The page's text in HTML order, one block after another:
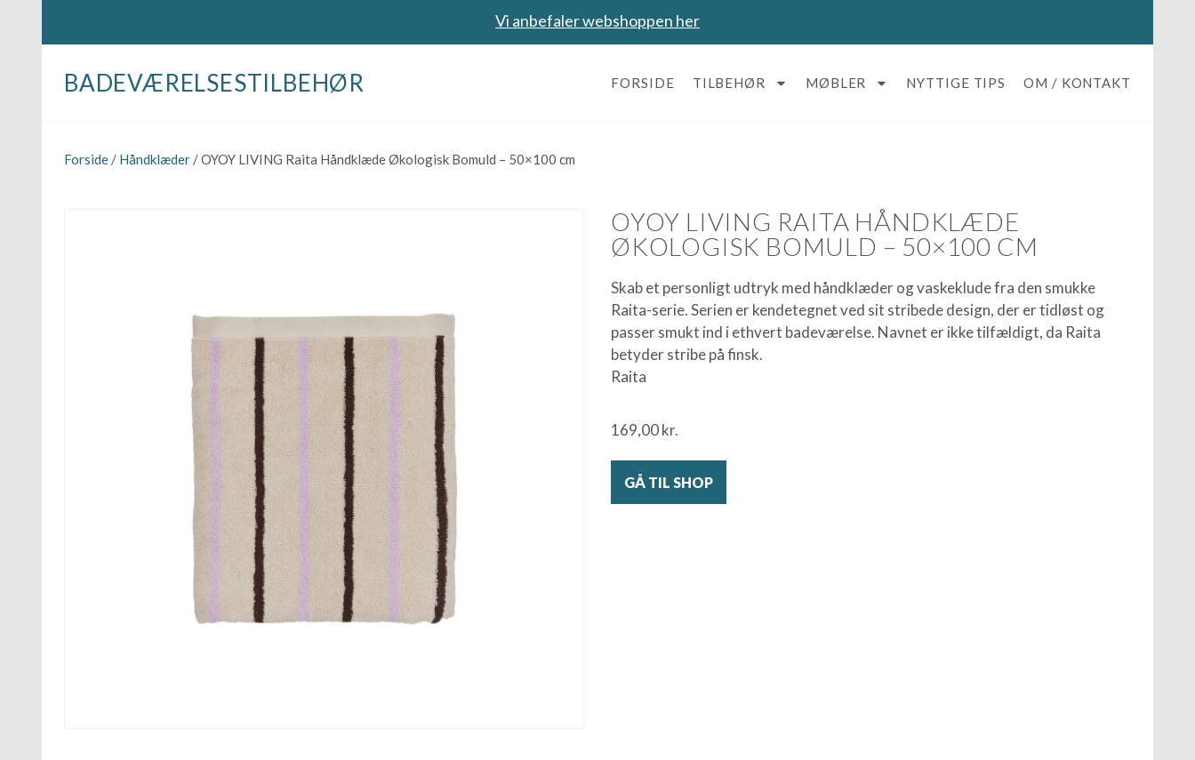
Vi anbefaler webshoppen her
BADEVÆRELSESTILBEHØR FORSIDE TILBEHØR MØBLER NYTTIGE TIPS OM / KONTAKT
Forside / Håndklæder / OYOY LIVING Raita Håndklæde Økologisk Bomuld – 50×100 cm
OYOY LIVING RAITA HÅNDKLÆDE
ØKOLOGISK BOMULD – 50×100 CM
Skab et personligt udtryk med håndklæder og vaskeklude fra den smukke
Raita-serie. Serien er kendetegnet ved sit stribede design, der er tidløst og
passer smukt ind i ethvert badeværelse. Navnet er ikke tilfældigt, da Raita
betyder stribe på finsk.
Raita
169,00kr.
GÅ TIL SHOP